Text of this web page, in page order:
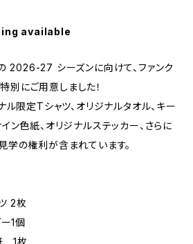
available
27 シーズンに向けて、ファンク
別にご用意しました！
ル限定Tシャツ、オリジナルタオル、キー
ン色紙、オリジナルステッカー、さらに
の権利が含まれています。
2枚
1個
1枚